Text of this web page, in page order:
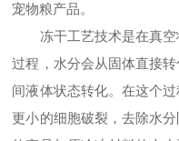
宠物粮产品。
冻干工艺技术是在真空
过程，水分会从固体直接
间液体状态转化。在这个
更小的细胞破裂，去除水